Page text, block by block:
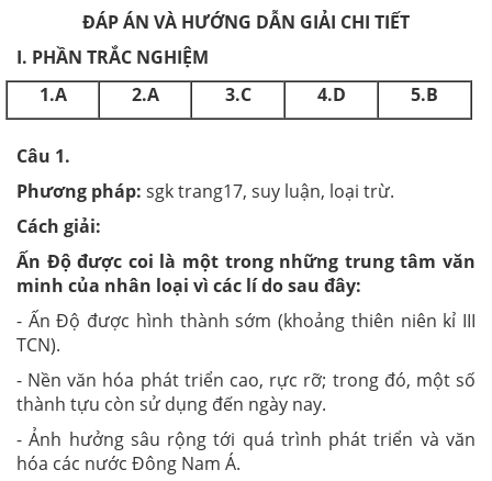
ĐÁP ÁN VÀ HƯỚNG DẪN GIẢI CHI TIẾT
I. PHẦN TRẮC NGHIỆM
1.A
2.A 3.C 4.D 5.B
Câu 1.
Phương pháp: sgk trang17, suy luận, loại trừ.
Cách giải:
Ấn Độ được coi là một trong những trung tâm văn
minh của nhân loại vì các lí do sau đây:
- Ấn Độ được hình thành sớm (khoảng thiên niên kỉ III
TCN).
- Nền văn hóa phát triển cao, rực rỡ; trong đó, một số
thành tựu còn sử dụng đến ngày nay.
- Ảnh hưởng sâu rộng tới quá trình phát triển và văn
hóa các nước Đông Nam Á.